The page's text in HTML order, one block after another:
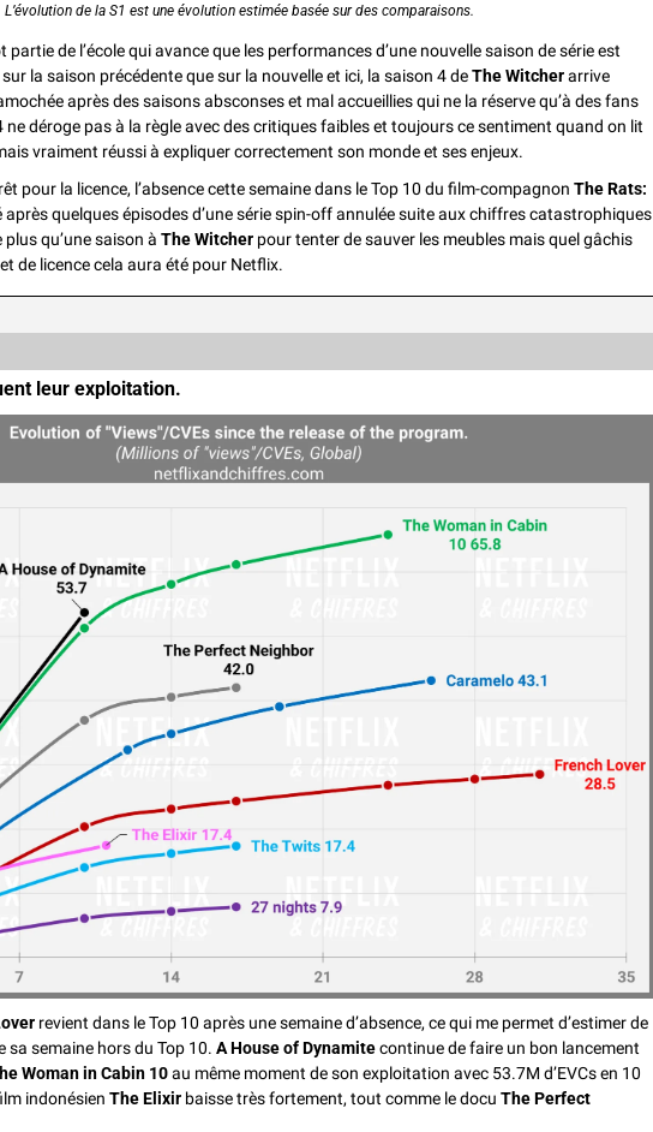
L’évolution de la S1 est une évolution estimée basée sur des comparaisons.
de l’école qui avance que les performances d’une nouvelle saison de série est
la saison précédente que sur la nouvelle et ici, la saison 4 de The Witcher arrive
après des saisons absconses et mal accueillies qui ne la réserve qu’à des fans
ne déroge pas à la règle avec des critiques faibles et toujours ce sentiment quand on lit
vraiment réussi à expliquer correctement son monde et ses enjeux.
pour la licence, l’absence cette semaine dans le Top 10 du film-compagnon The Rats:
après quelques épisodes d’une série spin-off annulée suite aux chiffres catastrophiques
qu’une saison à The Witcher pour tenter de sauver les meubles mais quel gâchis
de licence cela aura été pour Netflix.
leur exploitation.
revient dans le Top 10 après une semaine d’absence, ce qui me permet d’estimer de
semaine hors du Top 10. A House of Dynamite continue de faire un bon lancement
Woman in Cabin 10 au même moment de son exploitation avec 53.7M d’EVCs en 10
indonésien The Elixir baisse très fortement, tout comme le docu The Perfect